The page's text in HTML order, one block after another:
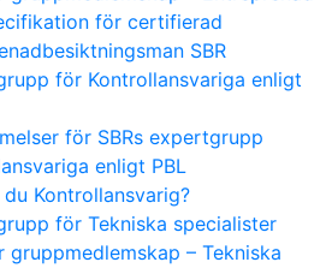
för certifierad
SBR
för Kontrollansvariga enligt
för SBRs expertgrupp
enligt PBL
Kontrollansvarig?
för Tekniska specialister
gruppmedlemskap – Tekniska